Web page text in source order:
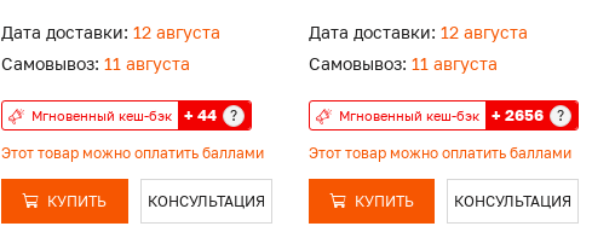
Дата доставки: 12 августа
Самовывоз: 11 августа
Мгновенный кеш-бэк + 44 ?
Этот товар можно оплатить баллами
КУПИТЬ КОНСУЛЬТАЦИЯ
Дата доставки: 12 августа
Самовывоз: 11 августа
Мгновенный кеш-бэк + 2656 ?
Этот товар можно оплатить баллами
КУПИТЬ КОНСУЛЬТАЦИЯ